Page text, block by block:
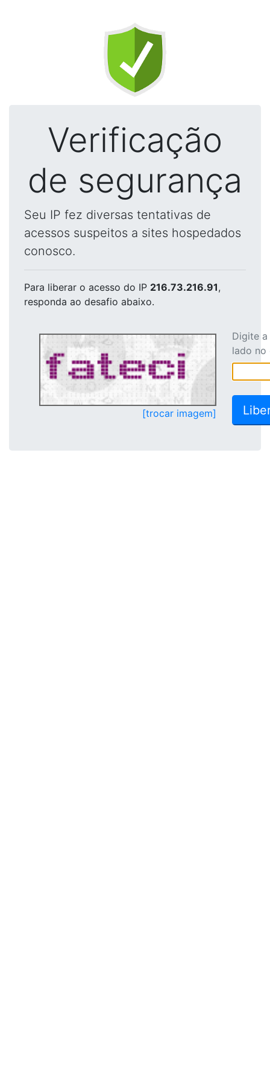
Verificação
de segurança
Seu IP fez diversas tentativas de
acessos suspeitos a sites hospedados
conosco.
Para liberar o acesso do IP 216.73.216.91,
responda ao desafio abaixo.
[trocar imagem]
Digite
lado no